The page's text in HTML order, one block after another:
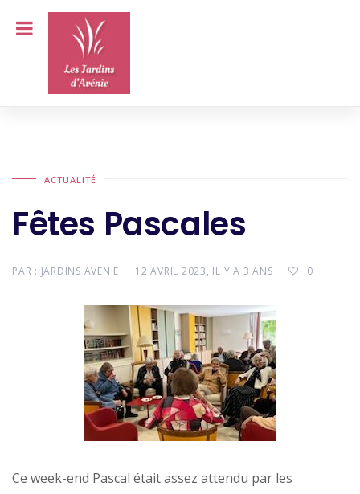
ACTUALITÉ
Fêtes Pascales
PAR : JARDINS AVENIE 12 AVRIL 2023, IL Y A 3 ANS 0
Ce week-end Pascal était assez attendu par les